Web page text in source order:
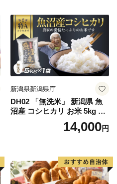
新潟県新潟県庁
DH02 「無洗米」 新潟県 魚
沼産 コシヒカリ お米 5kg こ
しひかり 精米 米（お米の美
味しい炊き方ガイド付き）
14,000円